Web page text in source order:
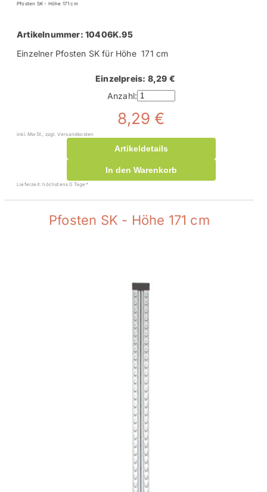
Pfosten SK - Höhe 171 cm
Artikelnummer: 10406K.95
Einzelner Pfosten SK für Höhe 171 cm
Einzelpreis: 8,29 €
Anzahl:
8,29 €
inkl. MwSt., zzgl. Versandkosten
Artikeldetails
In den Warenkorb
Lieferzeit: höchstens 0 Tage*
Pfosten SK - Höhe 171 cm